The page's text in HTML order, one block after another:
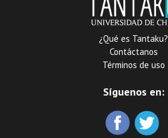
¿Qué es Tantaku?
Contáctanos
Términos de uso
Síguenos en: